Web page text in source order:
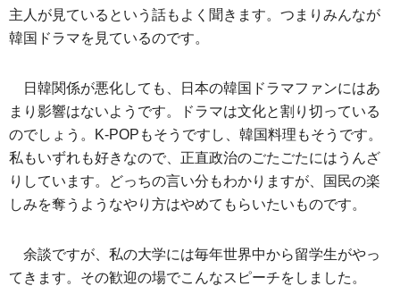
主人が見ているという話もよく聞きます。つまりみんなが
韓国ドラマを見ているのです。
日韓関係が悪化しても、日本の韓国ドラマファンにはあ
まり影響はないようです。ドラマは文化と割り切っている
のでしょう。K‐POPもそうですし、韓国料理もそうです。
私もいずれも好きなので、正直政治のごたごたにはうんざ
りしています。どっちの言い分もわかりますが、国民の楽
しみを奪うようなやり方はやめてもらいたいものです。
余談ですが、私の大学には毎年世界中から留学生がやっ
てきます。その歓迎の場でこんなスピーチをしました。